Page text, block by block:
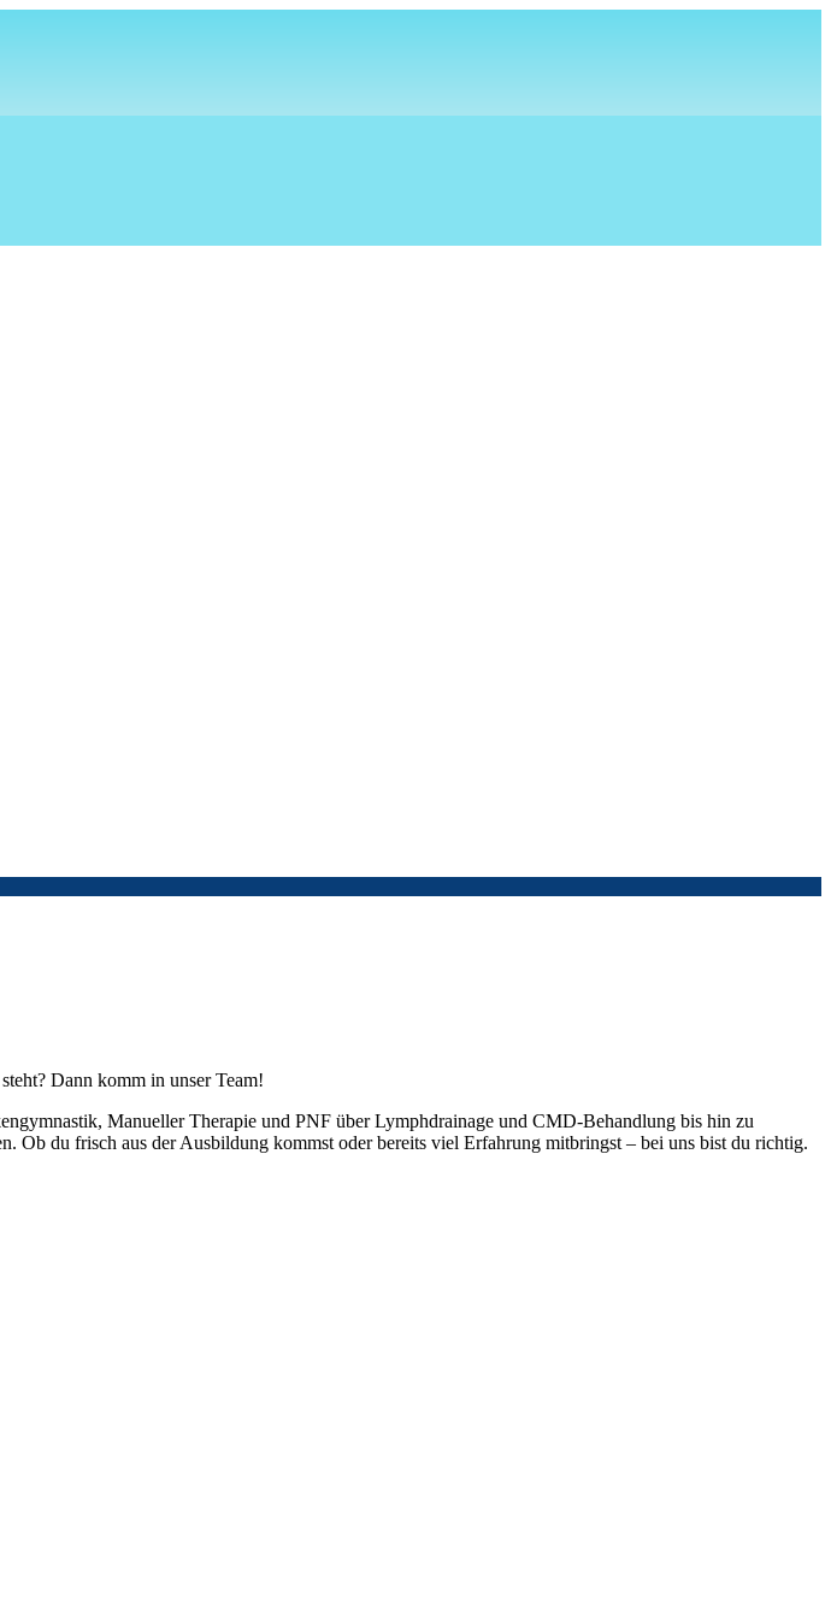
Dann komm in unser Team!
Manueller Therapie und PNF über Lymphdrainage und CMD-Behandlung bis hin zu
Ob du frisch aus der Ausbildung kommst oder bereits viel Erfahrung mitbringst – bei uns bist du richtig.